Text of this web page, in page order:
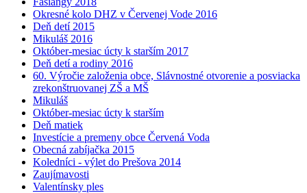
Okresné kolo DHZ v Červenej Vode 2016
Deň detí 2015
Mikuláš 2016
Október-mesiac úcty k starším 2017
Deň detí a rodiny 2016
60. Výročie založenia obce, Slávnostné otvorenie a posviacka
zrekonštruovanej ZŠ a MŠ
Mikuláš
Október-mesiac úcty k starším
Deň matiek
Investície a premeny obce Červená Voda
Obecná zabíjačka 2015
Koledníci - výlet do Prešova 2014
Zaujímavosti
Valentínsky ples